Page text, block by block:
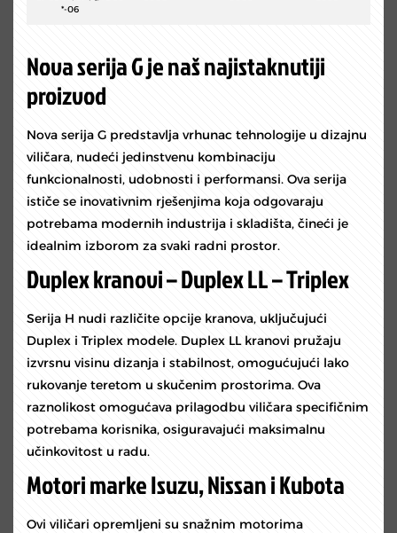
*-06
Nova serija G je naš najistaknutiji
proizvod
Nova serija G predstavlja vrhunac tehnologije u dizajnu
viličara, nudeći jedinstvenu kombinaciju
funkcionalnosti, udobnosti i performansi. Ova serija
ističe se inovativnim rješenjima koja odgovaraju
potrebama modernih industrija i skladišta, čineći je
idealnim izborom za svaki radni prostor.
Duplex kranovi – Duplex LL – Triplex
Serija H nudi različite opcije kranova, uključujući
Duplex i Triplex modele. Duplex LL kranovi pružaju
izvrsnu visinu dizanja i stabilnost, omogućujući lako
rukovanje teretom u skučenim prostorima. Ova
raznolikost omogućava prilagodbu viličara specifičnim
potrebama korisnika, osiguravajući maksimalnu
učinkovitost u radu.
Motori marke Isuzu, Nissan i Kubota
Ovi viličari opremljeni su snažnim motorima